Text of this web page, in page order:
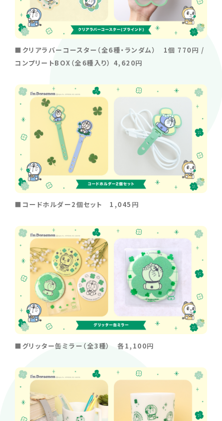
■クリアラバーコースター（全6種・ランダム） 1個 770円 /
コンプリートBOX（全6種入り） 4,620円
■コードホルダー2個セット 1,045円
■グリッター缶ミラー（全3種） 各1,100円